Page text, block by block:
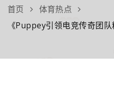
首页
体育热点
《Puppey引领电竞传奇团队